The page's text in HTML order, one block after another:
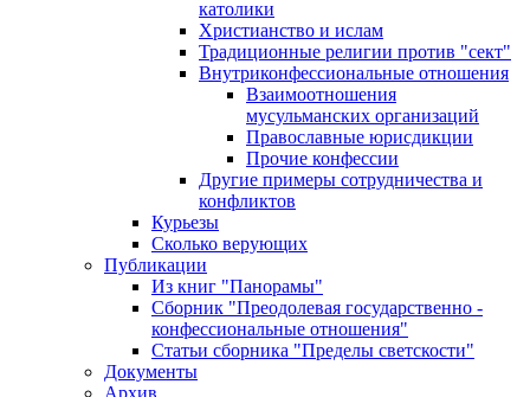
католики
Христианство и ислам
Традиционные религии против "сект"
Внутриконфессиональные отношения
Взаимоотношения
мусульманских организаций
Православные юрисдикции
Прочие конфессии
Другие примеры сотрудничества и
конфликтов
Курьезы
Сколько верующих
Публикации
Из книг "Панорамы"
Сборник "Преодолевая государственно -
конфессиональные отношения"
Статьи сборника "Пределы светскости"
Документы